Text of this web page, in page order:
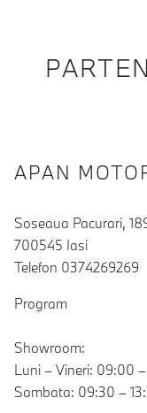
APAN
Soseaua Pacurari,
700545 Iasi
Telefon 0374269269
Program
Showroom:
Luni – Vineri: 09:00
Sambata: 09:30 –